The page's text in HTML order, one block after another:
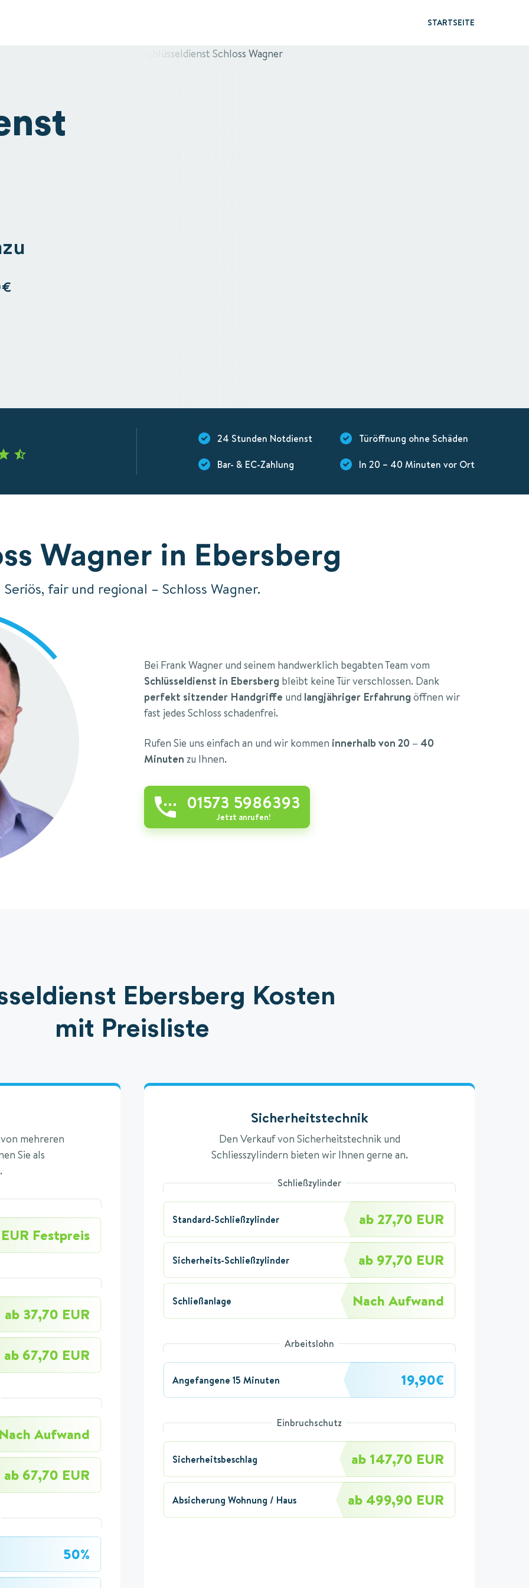
STARTSEITE
24 Stunden Notdienst
Türöffnung ohne Schäden
Bar- & EC-Zahlung
In 20 – 40 Minuten vor Ort
Wagner in Ebersberg
Seriös, fair und regional – Schloss Wagner.
Bei Frank Wagner und seinem handwerklich begabten Team vom
Schlüsseldienst in Ebersberg bleibt keine Tür verschlossen. Dank
perfekt sitzender Handgriffe und langjähriger Erfahrung öffnen wir
fast jedes Schloss schadenfrei.
Rufen Sie uns einfach an und wir kommen innerhalb von 20 – 40
Minuten zu Ihnen.
01573 5986393
Jetzt anrufen!
Ebersberg Kosten
mit Preisliste
mehreren
Sie als
Festpreis
ab 37,70 EUR
ab 67,70 EUR
Aufwand
ab 67,70 EUR
50%
Sicherheitstechnik
Den Verkauf von Sicherheitstechnik und
Schliesszylindern bieten wir Ihnen gerne an.
Schließzylinder
Standard-Schließzylinder ab 27,70 EUR
Sicherheits-Schließzylinder ab 97,70 EUR
Schließanlage Nach Aufwand
Arbeitslohn
Angefangene 15 Minuten 19,90€
Einbruchschutz
Sicherheitsbeschlag ab 147,70 EUR
Absicherung Wohnung / Haus ab 499,90 EUR